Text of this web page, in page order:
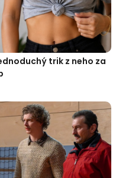
trik z neho za